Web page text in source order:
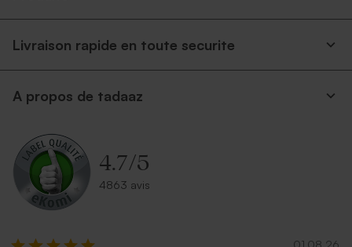
Livraison rapide en toute securite
A propos de tadaaz
4.7/5
4863 avis
01.08.26